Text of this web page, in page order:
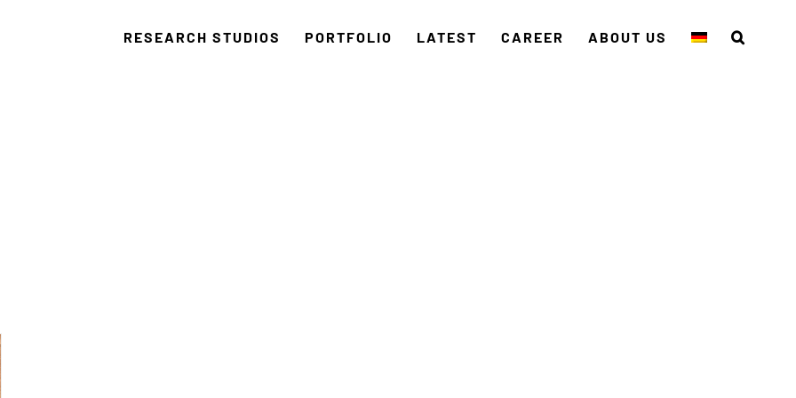
RESEARCH STUDIOS PORTFOLIO LATEST CAREER ABOUT US